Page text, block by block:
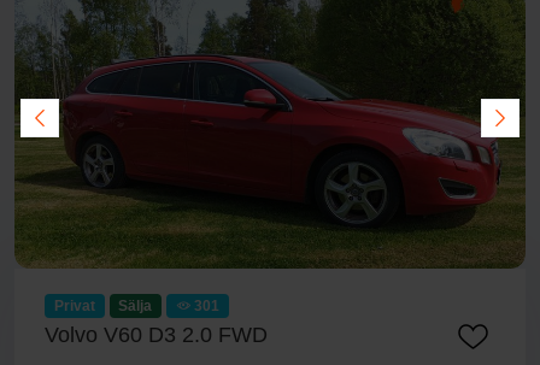
Privat Sälja 301
Volvo V60 D3 2.0 FWD